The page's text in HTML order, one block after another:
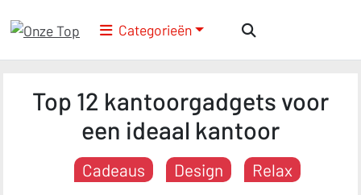
Categorieën
Top 12 kantoorgadgets voor
een ideaal kantoor
Cadeaus Design Relax